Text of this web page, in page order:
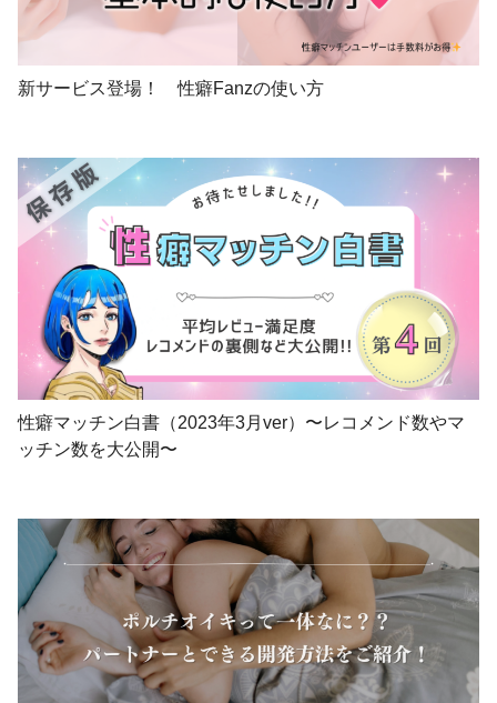
新サービス登場！ 性癖Fanzの使い方
性癖マッチン白書（2023年3月ver）〜レコメンド数やマ
ッチン数を大公開〜